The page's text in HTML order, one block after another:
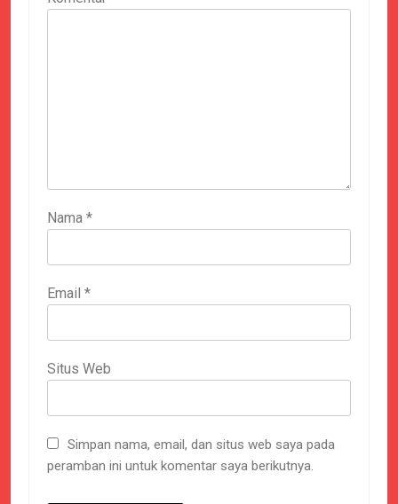
Nama *
Email *
Situs Web
Simpan nama, email, dan situs web saya pada
peramban ini untuk komentar saya berikutnya.